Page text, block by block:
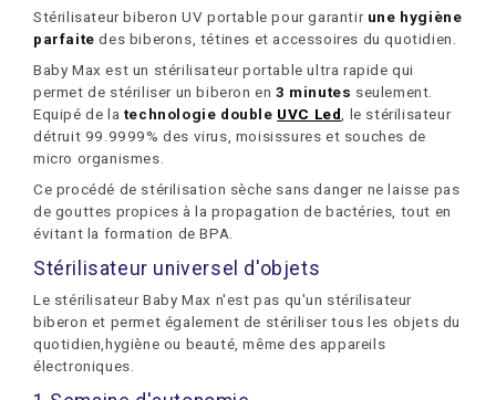
Stérilisateur biberon UV portable pour garantir une hygiène
parfaite des biberons, tétines et accessoires du quotidien.
Baby Max est un stérilisateur portable ultra rapide qui
permet de stériliser un biberon en3 minutes seulement.
Equipé de la technologie double UVC Led, le stérilisateur
détruit 99.9999% des virus, moisissures et souches de
micro organismes.
Ce procédé de stérilisation sèche sans danger ne laisse pas
de gouttes propices à la propagation de bactéries, tout en
évitant la formation de BPA.
Stérilisateur universel d'objets
Le stérilisateur Baby Max n'est pas qu'un stérilisateur
biberon et permet également de stériliser tous les objets du
quotidien,hygiène ou beauté, même des appareils
électroniques.